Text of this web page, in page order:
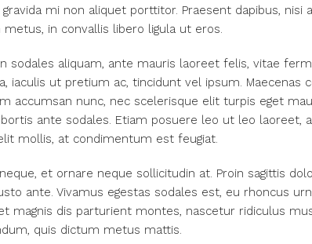
mi non aliquet porttitor. Praesent dapibus, nisi
in convallis libero ligula ut eros.
sodales aliquam, ante mauris laoreet felis, vitae
iaculis ut pretium ac, tincidunt vel ipsum. Maecenas
accumsan nunc, nec scelerisque elit turpis eget
ante sodales. Etiam posuere leo ut leo laoreet,
mollis, at condimentum est feugiat.
et ornare neque sollicitudin at. Proin sagittis
ante. Vivamus egestas sodales est, eu rhoncus
magnis dis parturient montes, nascetur ridiculus
quis dictum metus mattis.